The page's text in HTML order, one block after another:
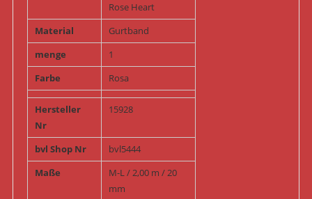
Rose Heart
Material
Gurtband
menge
1
Farbe
Rosa
Hersteller
Nr
15928
bvl Shop Nr
bvl5444
Maße
M-L / 2,00 m / 20
mm